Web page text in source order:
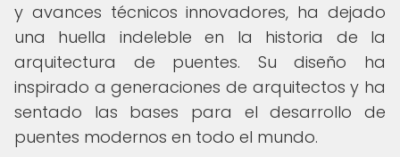
y avances técnicos innovadores, ha dejado
una huella indeleble en la historia de la
arquitectura de puentes. Su diseño ha
inspirado a generaciones de arquitectos y ha
sentado las bases para el desarrollo de
puentes modernos en todo el mundo.